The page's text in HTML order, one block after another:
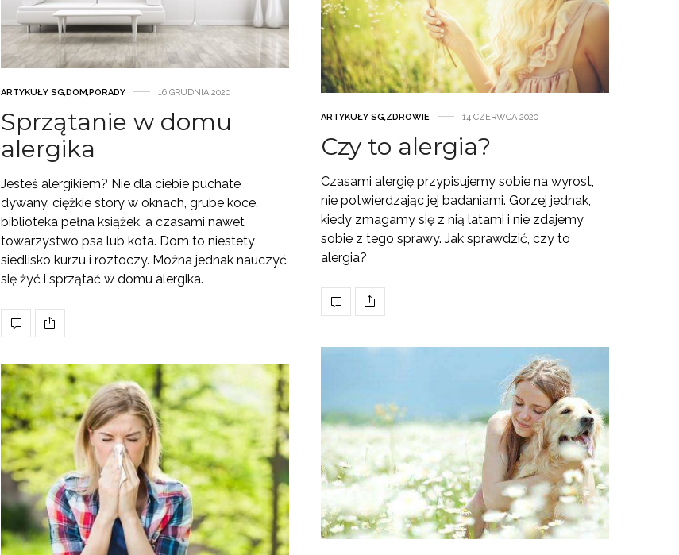
ARTYKUŁY SG,DOM,PORADY 16 GRUDNIA 2020
Sprzątanie w domu
alergika
Jesteś alergikiem? Nie dla ciebie puchate
dywany, ciężkie story w oknach, grube koce,
biblioteka pełna książek, a czasami nawet
towarzystwo psa lub kota. Dom to niestety
siedlisko kurzu i roztoczy. Można jednak nauczyć
się żyć i sprzątać w domu alergika.
ARTYKUŁY SG ZDROWIE 14 CZERWCA 2020
Czy to alergia?
Czasami alergię przypisujemy sobie na wyrost,
nie potwierdzając jej badaniami. Gorzej jednak,
kiedy zmagamy się z nią latami i nie zdajemy
sobie z tego sprawy. Jak sprawdzić, czy to
alergia?